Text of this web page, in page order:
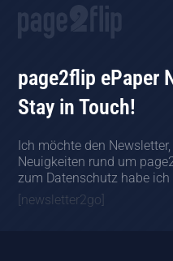
page2flip ePaper
Stay in Touch!
Ich möchte den
Neuigkeiten rund um
zum Datenschutz habe ich
[newsletter2go]